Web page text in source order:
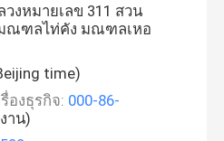
วงหมายเลข 311 สวน
มณฑลไท่คัง มณฑลเหอ
time)
องธุรกิจ: 000-86-
าน)